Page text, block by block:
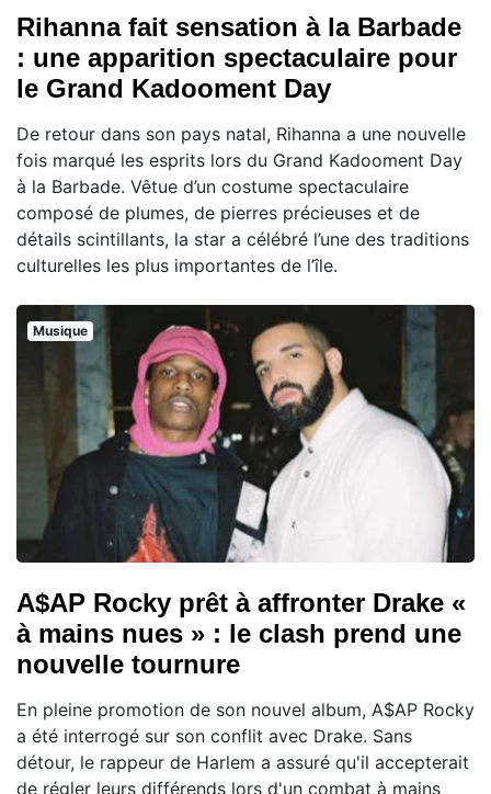
Rihanna fait sensation à la Barbade
: une apparition spectaculaire pour
le Grand Kadooment Day
De retour dans son pays natal, Rihanna a une nouvelle
fois marqué les esprits lors du Grand Kadooment Day
à la Barbade. Vêtue d’un costume spectaculaire
composé de plumes, de pierres précieuses et de
détails scintillants, la star a célébré l’une des traditions
culturelles les plus importantes de l’île.
Musique
A$AP Rocky prêt à affronter Drake «
à mains nues » : le clash prend une
nouvelle tournure
En pleine promotion de son nouvel album, A$AP Rocky
a été interrogé sur son conflit avec Drake. Sans
détour, le rappeur de Harlem a assuré qu'il accepterait
de régler leurs différends lors d'un combat à mains